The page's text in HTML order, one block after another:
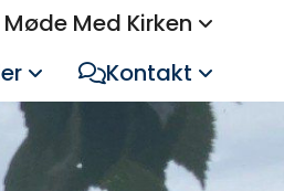
Med Kirken
Kontakt